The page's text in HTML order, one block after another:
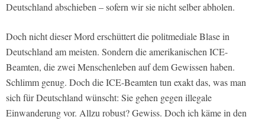
Deutschland abschieben – sofern wir sie nicht selber abholen.
Doch nicht dieser Mord erschüttert die politmediale Blase in
Deutschland am meisten. Sondern die amerikanischen ICE-
Beamten, die zwei Menschenleben auf dem Gewissen haben.
Schlimm genug. Doch die ICE-Beamten tun exakt das, was man
sich für Deutschland wünscht: Sie gehen gegen illegale
Einwanderung vor. Allzu robust? Gewiss. Doch ich käme in den